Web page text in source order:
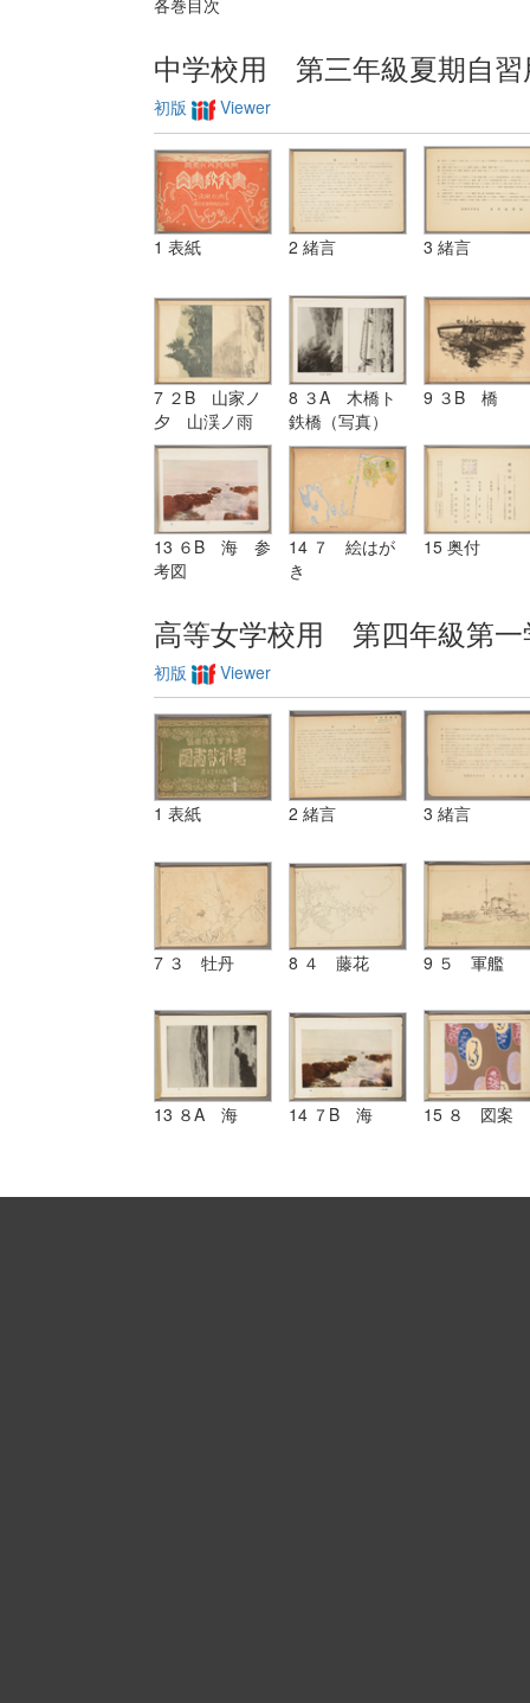
各巻目次
中学校用 第三年級夏期自習
初版 Viewer
1 表紙 2 緒言 3 緒言
7 ２B 山家ノ
夕 山渓ノ雨
8 ３A 木橋ト
鉄橋（写真）
9 ３B 橋
13 ６B 海 参
考図
14 ７ 絵はが
き
15 奥付
高等女学校用 第四年級第一
初版 Viewer
1 表紙 2 緒言 3 緒言
7 ３ 牡丹 8 ４ 藤花 9 ５ 軍艦
13 ８A 海 14 ７B 海 15 ８ 図案